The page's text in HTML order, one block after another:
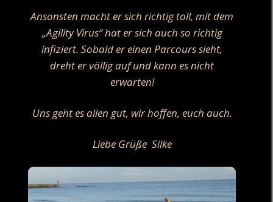
Ansonsten macht er sich richtig toll, mit dem
„Agility Virus“ hat er sich auch so richtig
infiziert. Sobald er einen Parcours sieht,
dreht er völlig auf und kann es nicht
erwarten!
Uns geht es allen gut, wir hoffen, euch auch.
Liebe Grüße Silke